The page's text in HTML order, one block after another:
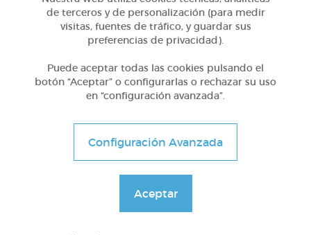
1º Primaria (6-7 años)
Conociendo nuestro cuerpo
de terceros y de personalización (para medir
visitas, fuentes de tráfico, y guardar sus
preferencias de privacidad).
Puede aceptar todas las cookies pulsando el
botón “Aceptar” o configurarlas o rechazar su uso
en “configuración avanzada”.
Configuración Avanzada
Aceptar